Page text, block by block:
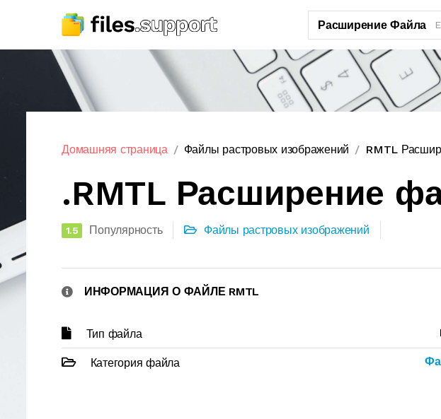
Расширение Файла
Домашняя страница Файлы растровых изображений RMTL
.RMTL Расширение
1.5 Популярность Файлы растровых изображений
ИНФОРМАЦИЯ О ФАЙЛЕ RMTL
Тип файла
Категория файла